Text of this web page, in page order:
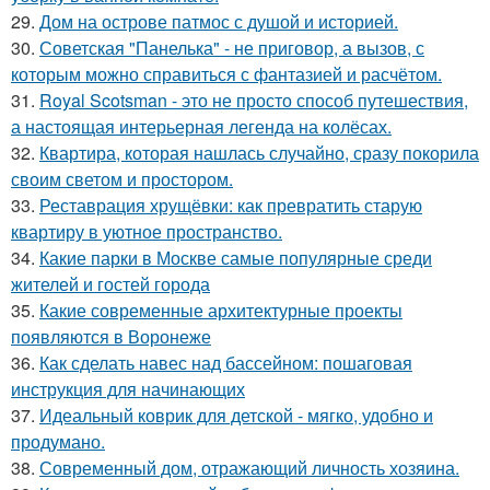
29. Дом на острове патмос с душой и историей.
30. Советская "Панелька" - не приговор, а вызов, с
которым можно справиться с фантазией и расчётом.
31. Royal Scotsman - это не просто способ путешествия,
а настоящая интерьерная легенда на колёсах.
32. Квартира, которая нашлась случайно, сразу покорила
своим светом и простором.
33. Реставрация хрущёвки: как превратить старую
квартиру в уютное пространство.
34. Какие парки в Москве самые популярные среди
жителей и гостей города
35. Какие современные архитектурные проекты
появляются в Воронеже
36. Как сделать навес над бассейном: пошаговая
инструкция для начинающих
37. Идеальный коврик для детской - мягко, удобно и
продумано.
38. Современный дом, отражающий личность хозяина.